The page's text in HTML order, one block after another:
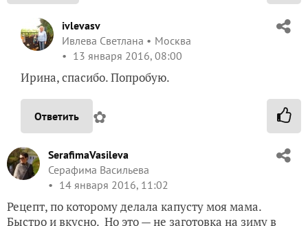
ivlevasv
Ивлева Светлана
Москва
13 января 2016, 08:00
Ирина, спасибо. Попробую.
Ответить ✿
SerafimaVasileva
Серафима Васильева
14 января 2016, 11:02
Рецепт, по которому делала капусту моя мама.
Быстро и вкусно. Но это — не заготовка на зиму в